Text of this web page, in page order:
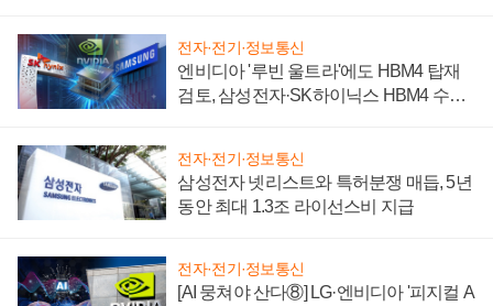
전자·전기·정보통신
엔비디아 '루빈 울트라'에도 HBM4 탑재
검토, 삼성전자·SK하이닉스 HBM4 수율
전자·전기·정보통신
삼성전자 넷리스트와 특허분쟁 매듭, 5년
동안 최대 1.3조 라이선스비 지급
전자·전기·정보통신
[AI 뭉쳐야 산다⑧] LG·엔비디아 '피지컬 A